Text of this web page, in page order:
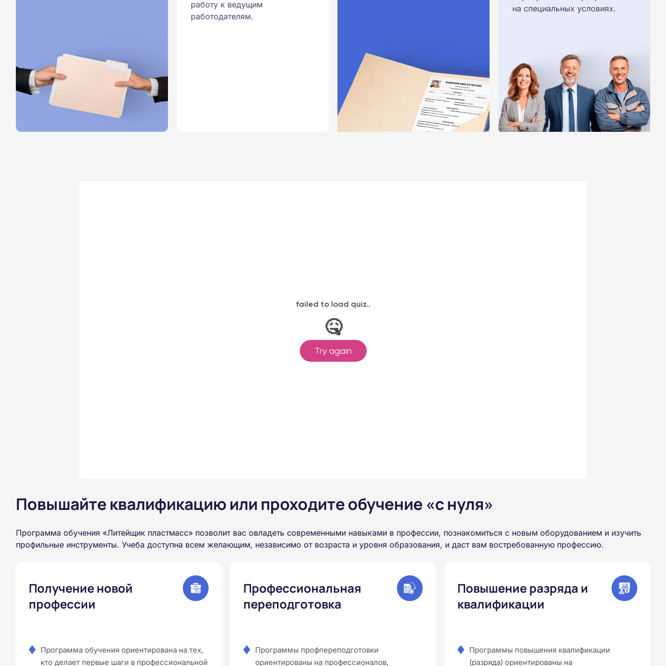
работу к ведущим
работодателям.
на специальных условиях.
Повышайте квалификацию или проходите обучение «с нуля»
Программа обучения «Литейщик пластмасс» позволит вас овладеть современными навыками в профессии, познакомиться с новым оборудованием и изучить
профильные инструменты. Учеба доступна всем желающим, независимо от возраста и уровня образования, и даст вам востребованную профессию.
Получение новой
профессии
Программа обучения ориентирована на тех,
кто делает первые шаги в профессиональной
Профессиональная
переподготовка
Программы профпереподготовки
ориентированы на профессионалов,
Повышение разряда и
квалификации
Программы повышения квалификации
(разряда) ориентированы на